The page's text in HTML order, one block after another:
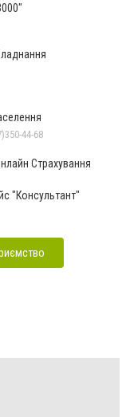
44-68
Страхування
"Консультант"